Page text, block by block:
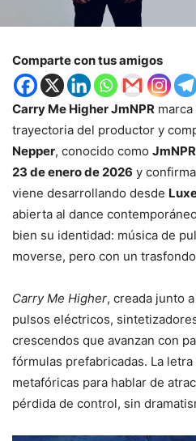
Comparte con tus amigos
Carry Me Higher JmNPR
trayectoria del productor y
Nepper, conocido como JmNPR
23 de enero de 2026 y
viene desarrollando desde
abierta al dance
bien su identidad: música de
moverse, pero con un
Carry Me Higher, creada junto a
pulsos eléctricos,
crescendos que avanzan con
fórmulas prefabricadas. La
metafóricas para hablar de
pérdida de control, sin